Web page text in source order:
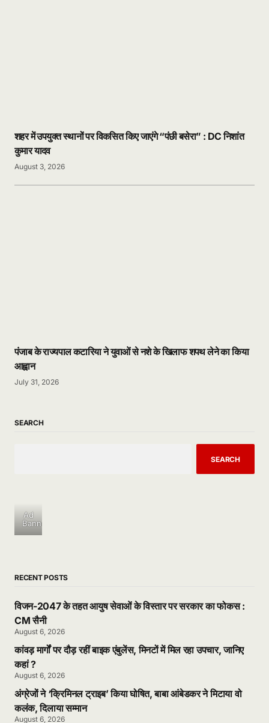
शहर में उपयुक्त स्थानों पर विकसित किए जाएंगे “पंछी बसेरा” : DC निशांत
कुमार यादव
August 3, 2026
पंजाब के राज्यपाल कटारिया ने युवाओं से नशे के खिलाफ शपथ लेने का किया
आह्वान
July 31, 2026
SEARCH
SEARCH
Ad
Banner
RECENT POSTS
विजन-2047 के तहत आयुष सेवाओं के विस्तार पर सरकार का फोकस :
CM सैनी
August 6, 2026
कांवड़ मार्गों पर दौड़ रहीं बाइक एंबुलेंस, मिनटों में मिल रहा उपचार, जानिए
कहां ?
August 6, 2026
अंग्रेजों ने ‘क्रिमिनल ट्राइब’ किया घोषित, बाबा आंबेडकर ने मिटाया वो
कलंक, दिलाया सम्मान
August 6, 2026